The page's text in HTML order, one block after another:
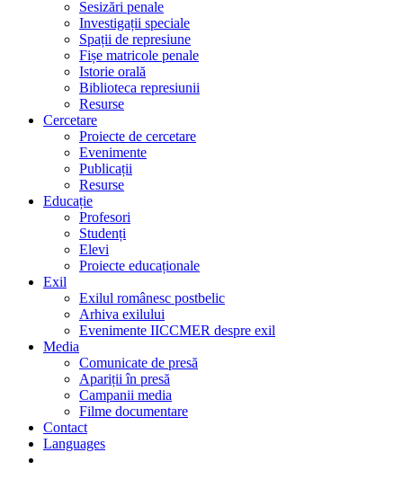
Sesizări penale
Investigații speciale
Spații de represiune
Fișe matricole penale
Istorie orală
Biblioteca represiunii
Resurse
Cercetare
Proiecte de cercetare
Evenimente
Publicații
Resurse
Educație
Profesori
Studenți
Elevi
Proiecte educaționale
Exil
Exilul românesc postbelic
Arhiva exilului
Evenimente IICCMER despre exil
Media
Comunicate de presă
Apariții în presă
Campanii media
Filme documentare
Contact
Languages